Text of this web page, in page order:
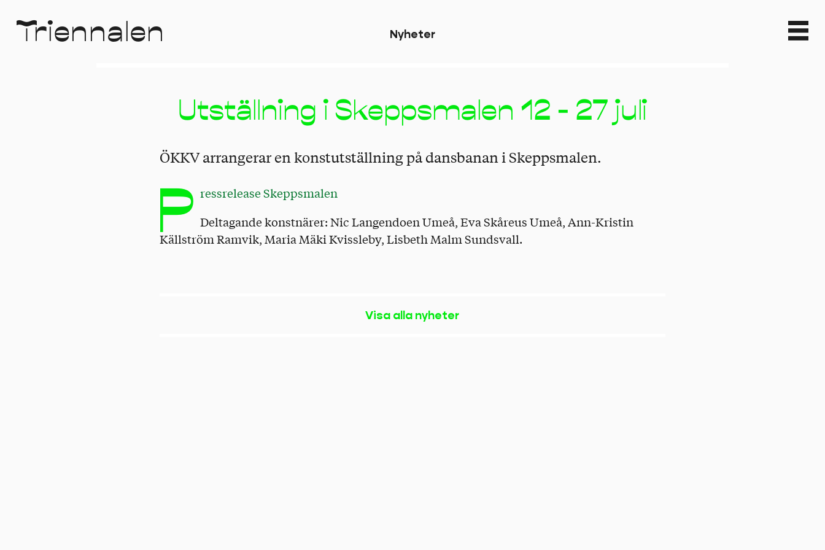
Triennalen Nyheter
Utställning i Skeppsmalen 12 - 27 juli
ÖKKV arrangerar en konstutställning på dansbanan i Skeppsmalen.
P ressrelease Skeppsmalen
Deltagande konstnärer: Nic Langendoen Umeå, Eva Skåreus Umeå, Ann-Kristin
Källström Ramvik, Maria Mäki Kvissleby, Lisbeth Malm Sundsvall.
Visa alla nyheter